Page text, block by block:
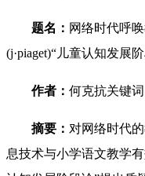
题名： 网络时代呼
(j·piaget)“儿童认知发展
作者： 何克抗关键
摘要： 对网络时代
息技术与小学语文教学